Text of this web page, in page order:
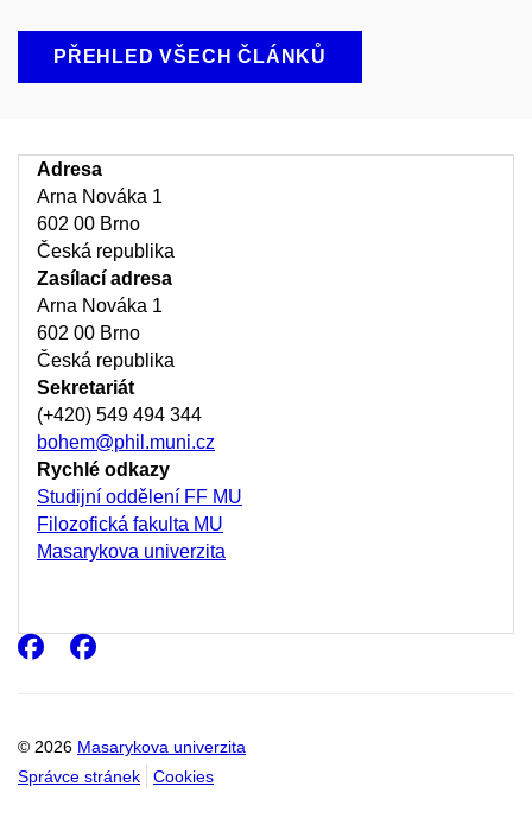
PŘEHLED VŠECH ČLÁNKŮ
Adresa
Arna Nováka 1
602 00 Brno
Česká republika
Zasílací adresa
Arna Nováka 1
602 00 Brno
Česká republika
Sekretariát
(+420) 549 494 344
bohem@phil.muni.cz
Rychlé odkazy
Studijní oddělení FF MU
Filozofická fakulta MU
Masarykova univerzita
© 2026 Masarykova univerzita
Správce stránek
Cookies
Facebook
Facebook